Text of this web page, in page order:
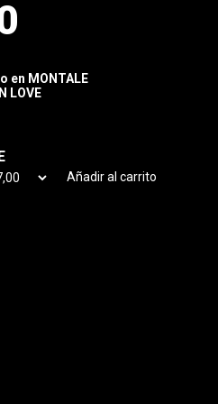
en MONTALE
LOVE
Añadir al carrito